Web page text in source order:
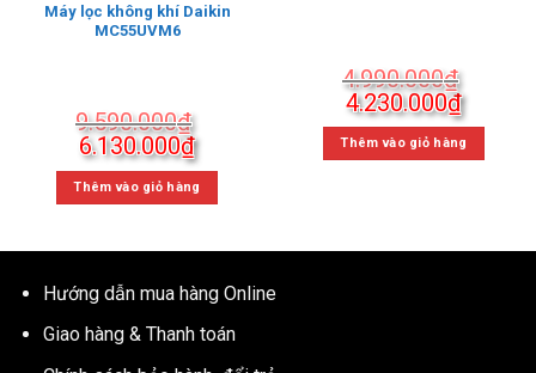
Máy lọc không khí Daikin
MC55UVM6
9.590.000₫
Giá
gốc
là:
6.130.000₫Giá
hiện
tại
Thêm vào giỏ hàng
4.990.000₫
Giá
gốc
là:
4.230.000₫Giá
hiện
tại
Thêm vào giỏ hàng
Hướng dẫn mua hàng Online
Giao hàng & Thanh toán